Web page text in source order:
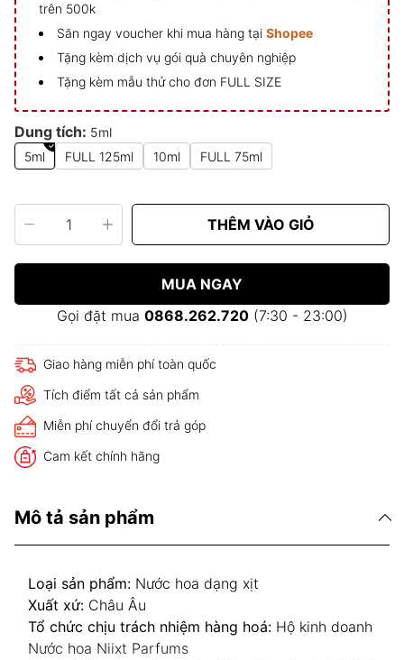
trên 500k
Săn ngay voucher khi mua hàng tại Shopee
Tặng kèm dịch vụ gói quà chuyên nghiệp
Tặng kèm mẫu thử cho đơn FULL SIZE
Dung tích: 5ml
5ml
FULL 125ml 10ml FULL 75ml
THÊM VÀO GIỎ
MUA NGAY
Gọi đặt mua 0868.262.720(7:30 - 23:00)
Giao hàng miễn phí toàn quốc
Tích điểm tất cả sản phẩm
Miễn phí chuyển đổi trả góp
Cam kết chính hãng
Mô tả sản phẩm
Loại sản phẩm: Nước hoa dạng xịt
Xuất xứ: Châu Âu
Tổ chức chịu trách nhiệm hàng hoá: Hộ kinh doanh
Nước hoa Niixt Parfums